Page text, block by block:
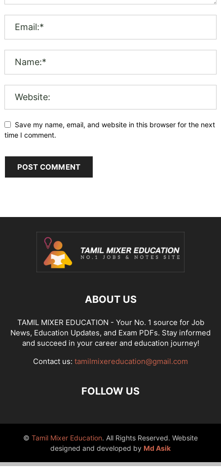
Save my name, email, and website in this browser for the next
time I comment.
ABOUT US
TAMIL MIXER EDUCATION - Your No. 1 source for Job
News, Education Updates, and Exam PDFs. Stay informed
and succeed in your career and education journey!
Contact us: tamilmixereducation@gmail.com
FOLLOW US
© Tamil Mixer Education. All Rights Reserved. Website
designed and developed by Md Asik